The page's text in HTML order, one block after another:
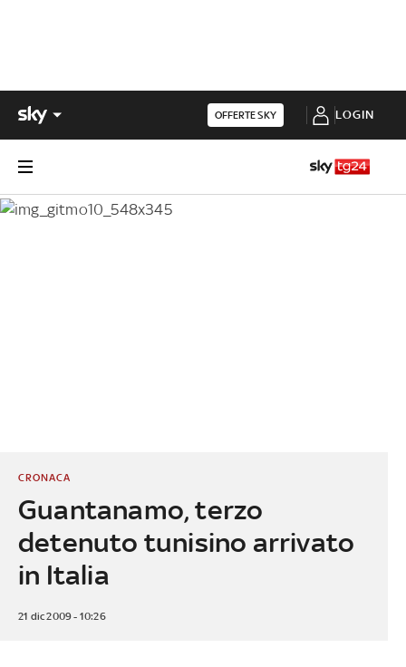
OFFERTE SKY LOGIN
Guantanamo, terzo
detenuto tunisino arrivato
in Italia
CRONACA
21 dic 2009 - 10:26